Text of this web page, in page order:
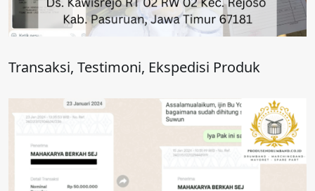
Transaksi, Testimoni, Ekspedisi Produk